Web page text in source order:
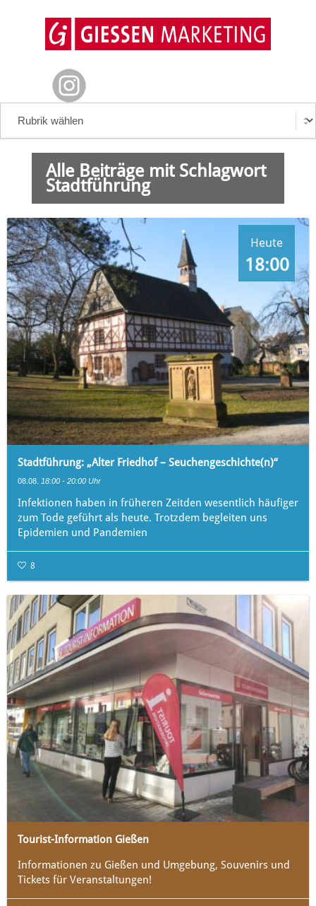
Alle Beiträge mit Schlagwort
Stadtführung
Heute
18:00
Stadtführung: „Alter Friedhof – Seuchengeschichte(n)“
08.08. 18:00 - 20:00 Uhr
Infektionen haben in früheren Zeitden wesentlich häufiger
zum Tode geführt als heute. Trotzdem begleiten uns
Epidemien und Pandemien
8
Tourist-Information Gießen
Informationen zu Gießen und Umgebung, Souvenirs und
Tickets für Veranstaltungen!